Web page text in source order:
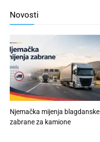
Novosti
Njemačka mijenja blagdanske
zabrane za kamione